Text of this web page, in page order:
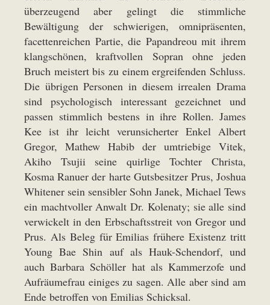
überzeugend aber gelingt die stimmliche
Bewältigung der schwierigen, omnipräsenten,
facettenreichen Partie, die Papandreou mit ihrem
klangschönen, kraftvollen Sopran ohne jeden
Bruch meistert bis zu einem ergreifenden Schluss.
Die übrigen Personen in diesem irrealen Drama
sind psychologisch interessant gezeichnet und
passen stimmlich bestens in ihre Rollen. James
Kee ist ihr leicht verunsicherter Enkel Albert
Gregor, Mathew Habib der umtriebige Vitek,
Akiho Tsujii seine quirlige Tochter Christa,
Kosma Ranuer der harte Gutsbesitzer Prus, Joshua
Whitener sein sensibler Sohn Janek, Michael Tews
ein machtvoller Anwalt Dr. Kolenaty; sie alle sind
verwickelt in den Erbschaftsstreit von Gregor und
Prus. Als Beleg für Emilias frühere Existenz tritt
Young Bae Shin auf als Hauk-Schendorf, und
auch Barbara Schöller hat als Kammerzofe und
Aufräumefrau einiges zu sagen. Alle aber sind am
Ende betroffen von Emilias Schicksal.